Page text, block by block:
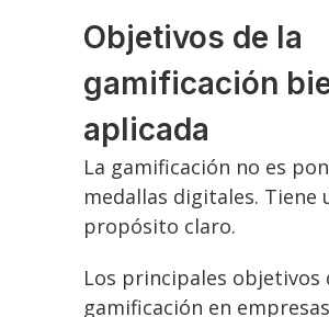
Objetivos de la
gamificación
aplicada
La gamificación no es
medallas digitales. Tiene
propósito claro.
Los principales objetivos
gamificación en